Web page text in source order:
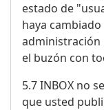
estado de
haya
administración
el buzón con
5.7 INBOX no
que usted